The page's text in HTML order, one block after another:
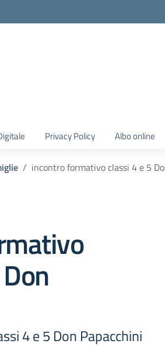
Privacy Policy Albo online
incontro formativo classi 4 e 5
4 e 5 Don Papacchini